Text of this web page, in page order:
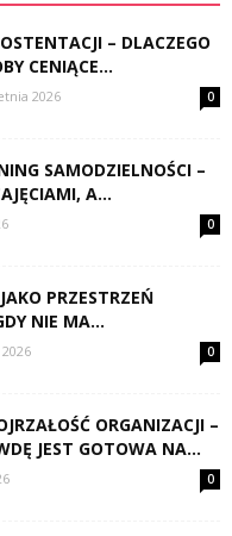
– DLACZEGO
CENIĄCE...
2026 0
SAMODZIELNOŚCI –
A...
0
PRZESTRZEŃ
NIE MA...
0
ORGANIZACJI –
JEST GOTOWA NA...
0